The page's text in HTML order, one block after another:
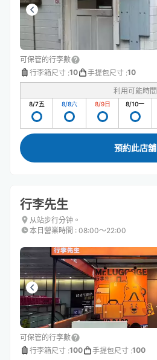
可保管的行李數
行李箱尺寸 :10 手提包尺寸 :10
利用可能時間
8/7五 8/8六 8/9日 8/10一
預約此店舖
行李先生
从站步行分钟。
本日營業時間 : 08:00〜22:00
可保管的行李數
行李箱尺寸 :100 手提包尺寸 :100